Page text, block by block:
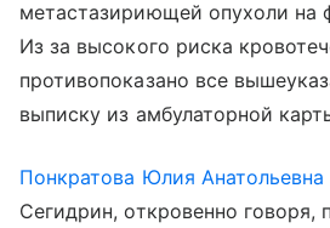
метастазириющей опухоли на
Из за высокого риска
противопоказано все
выписку из амбулаторной
Понкратова Юлия Анатольевна
Сегидрин, откровенно говоря,